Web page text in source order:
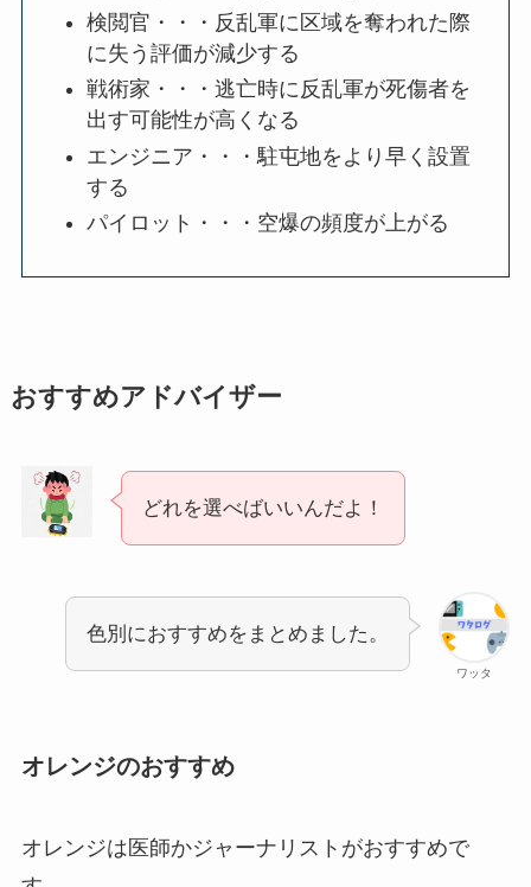
検閲官・・・反乱軍に区域を奪われた際
に失う評価が減少する
戦術家・・・逃亡時に反乱軍が死傷者を
出す可能性が高くなる
エンジニア・・・駐屯地をより早く設置
する
パイロット・・・空爆の頻度が上がる
おすすめアドバイザー
どれを選べばいいんだよ！
ワッタ
色別におすすめをまとめました。
オレンジのおすすめ
オレンジは医師かジャーナリストがおすすめで